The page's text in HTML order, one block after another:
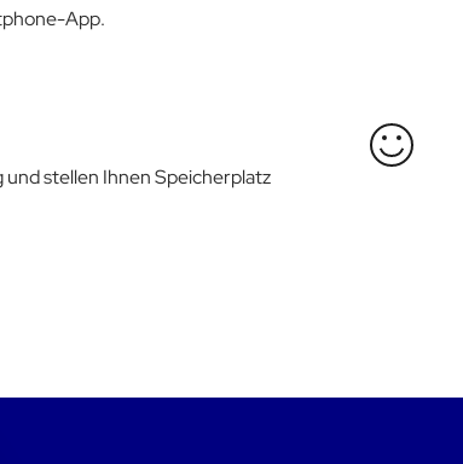
App.
stellen Ihnen Speicherplatz